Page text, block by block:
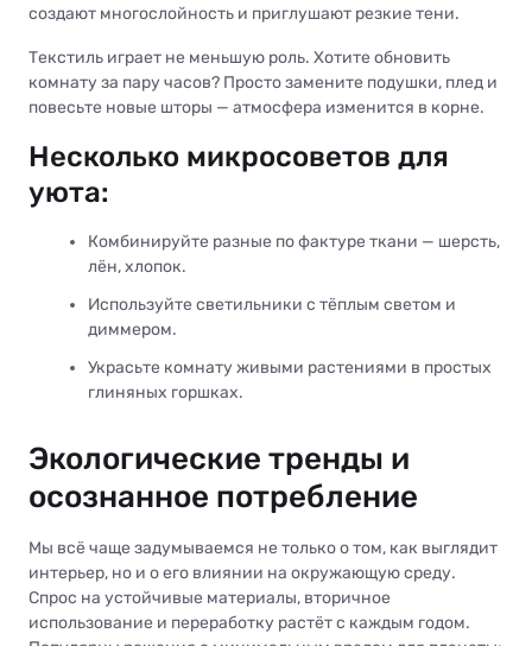
создают многослойность и приглушают резкие тени.
Текстиль играет не меньшую роль. Хотите обновить
комнату за пару часов? Просто замените подушки, плед и
повесьте новые шторы — атмосфера изменится в корне.
Несколько микросоветов для
уюта:
Комбинируйте разные по фактуре ткани — шерсть,
лён, хлопок.
Используйте светильники с тёплым светом и
диммером.
Украсьте комнату живыми растениями в простых
глиняных горшках.
Экологические тренды и
осознанное потребление
Мы всё чаще задумываемся не только о том, как выглядит
интерьер, но и о его влиянии на окружающую среду.
Спрос на устойчивые материалы, вторичное
использование и переработку растёт с каждым годом.